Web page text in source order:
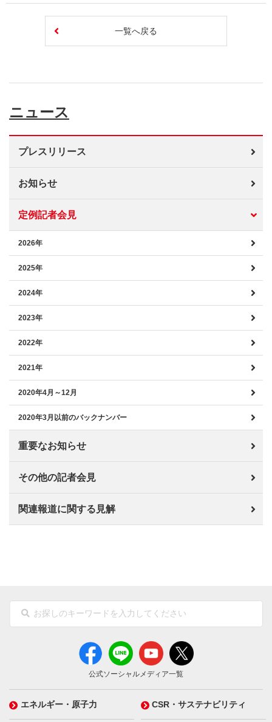
一覧へ戻る
ニュース
プレスリリース
お知らせ
定例記者会見
2026年
2025年
2024年
2023年
2022年
2021年
2020年4月～12月
2020年3月以前のバックナンバー
重要なお知らせ
その他の記者会見
関連報道に関する見解
公式ソーシャルメディア一覧
エネルギー・原子力 CSR・サステナビリティ